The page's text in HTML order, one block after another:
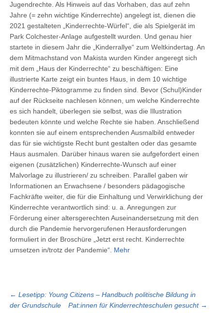
Jugendrechte. Als Hinweis auf das Vorhaben, das auf zehn
Jahre (= zehn wichtige Kinderrechte) angelegt ist, dienen die
2021 gestalteten „Kinderrechte-Würfel“, die als Spielgerät im
Park Colchester-Anlage aufgestellt wurden. Und genau hier
startete in diesem Jahr die „Kinderrallye“ zum Weltkindertag. An
dem Mitmachstand von Makista wurden Kinder angeregt sich
mit dem „Haus der Kinderrechte“ zu beschäftigen: Eine
illustrierte Karte zeigt ein buntes Haus, in dem 10 wichtige
Kinderrechte-Piktogramme zu finden sind. Bevor (Schul)Kinder
auf der Rückseite nachlesen können, um welche Kinderrechte
es sich handelt, überlegen sie selbst, was die Illustration
bedeuten könnte und welche Rechte sie haben. Anschließend
konnten sie auf einem entsprechenden Ausmalbild entweder
das für sie wichtigste Recht bunt gestalten oder das gesamte
Haus ausmalen. Darüber hinaus waren sie aufgefordert einen
eigenen (zusätzlichen) Kinderrechte-Wunsch auf einer
Malvorlage zu illustrieren/ zu schreiben. Parallel gaben wir
Informationen an Erwachsene / besonders pädagogische
Fachkräfte weiter, die für die Einhaltung und Verwirklichung der
Kinderrechte verantwortlich sind: u. a. Anregungen zur
Förderung einer altersgerechten Auseinandersetzung mit den
durch die Pandemie hervorgerufenen Herausforderungen
formuliert in der Broschüre „Jetzt erst recht. Kinderrechte
umsetzen in/trotz der Pandemie“. Mehr
← Lesetipp: Young Citizens – Handbuch politische Bildung in
der Grundschule
Pat:innen für Kinderrechteschulen gesucht →